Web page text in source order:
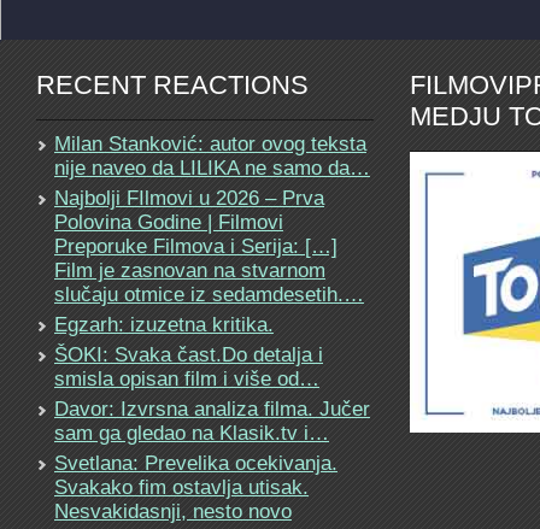
RECENT REACTIONS
Milan Stanković: autor ovog teksta
nije naveo da LILIKA ne samo da…
Najbolji FIlmovi u 2026 – Prva
Polovina Godine | Filmovi
Preporuke Filmova i Serija: […]
Film je zasnovan na stvarnom
slučaju otmice iz sedamdesetih.…
Egzarh: izuzetna kritika.
ŠOKI: Svaka čast.Do detalja i
smisla opisan film i više od…
Davor: Izvrsna analiza filma. Jučer
sam ga gledao na Klasik.tv i…
Svetlana: Prevelika ocekivanja.
Svakako fim ostavlja utisak.
Nesvakidasnji, nesto novo
MEDJU